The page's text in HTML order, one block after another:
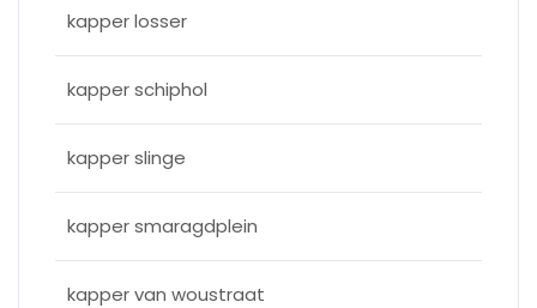
kapper losser
kapper schiphol
kapper slinge
kapper smaragdplein
kapper van woustraat